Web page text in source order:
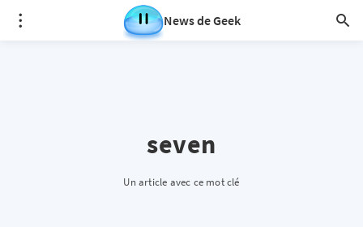
News de Geek
seven
Un article avec ce mot clé